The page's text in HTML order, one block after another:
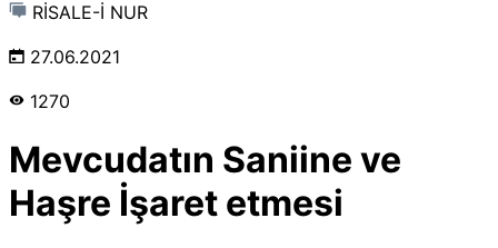
RİSALE-İ NUR
27.06.2021
1270
Mevcudatın Saniine ve
Haşre İşaret etmesi